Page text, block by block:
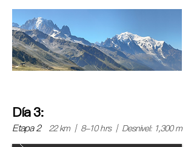
Día 3:
Etapa 2 22 km | 8-10 hrs | Desnivel: 1,300 m